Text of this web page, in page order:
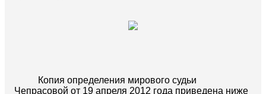
Копия определения мирового судьи
Чепрасовой от 19 апреля 2012 года приведена ниже